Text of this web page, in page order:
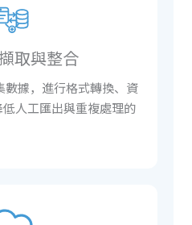
取與整合
數據，進行格式轉換、資
人工匯出與重複處理的